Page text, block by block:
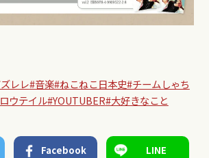
レレ#音楽#ねこねこ日本史#チームしゃち
ウテイル#YOUTUBER#大好きなこと
Facebook LINE